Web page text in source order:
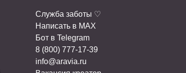
Служба заботы ♡
Написать в MAX
Бот в Telegram
8 (800) 777-17-39
info@aravia.ru